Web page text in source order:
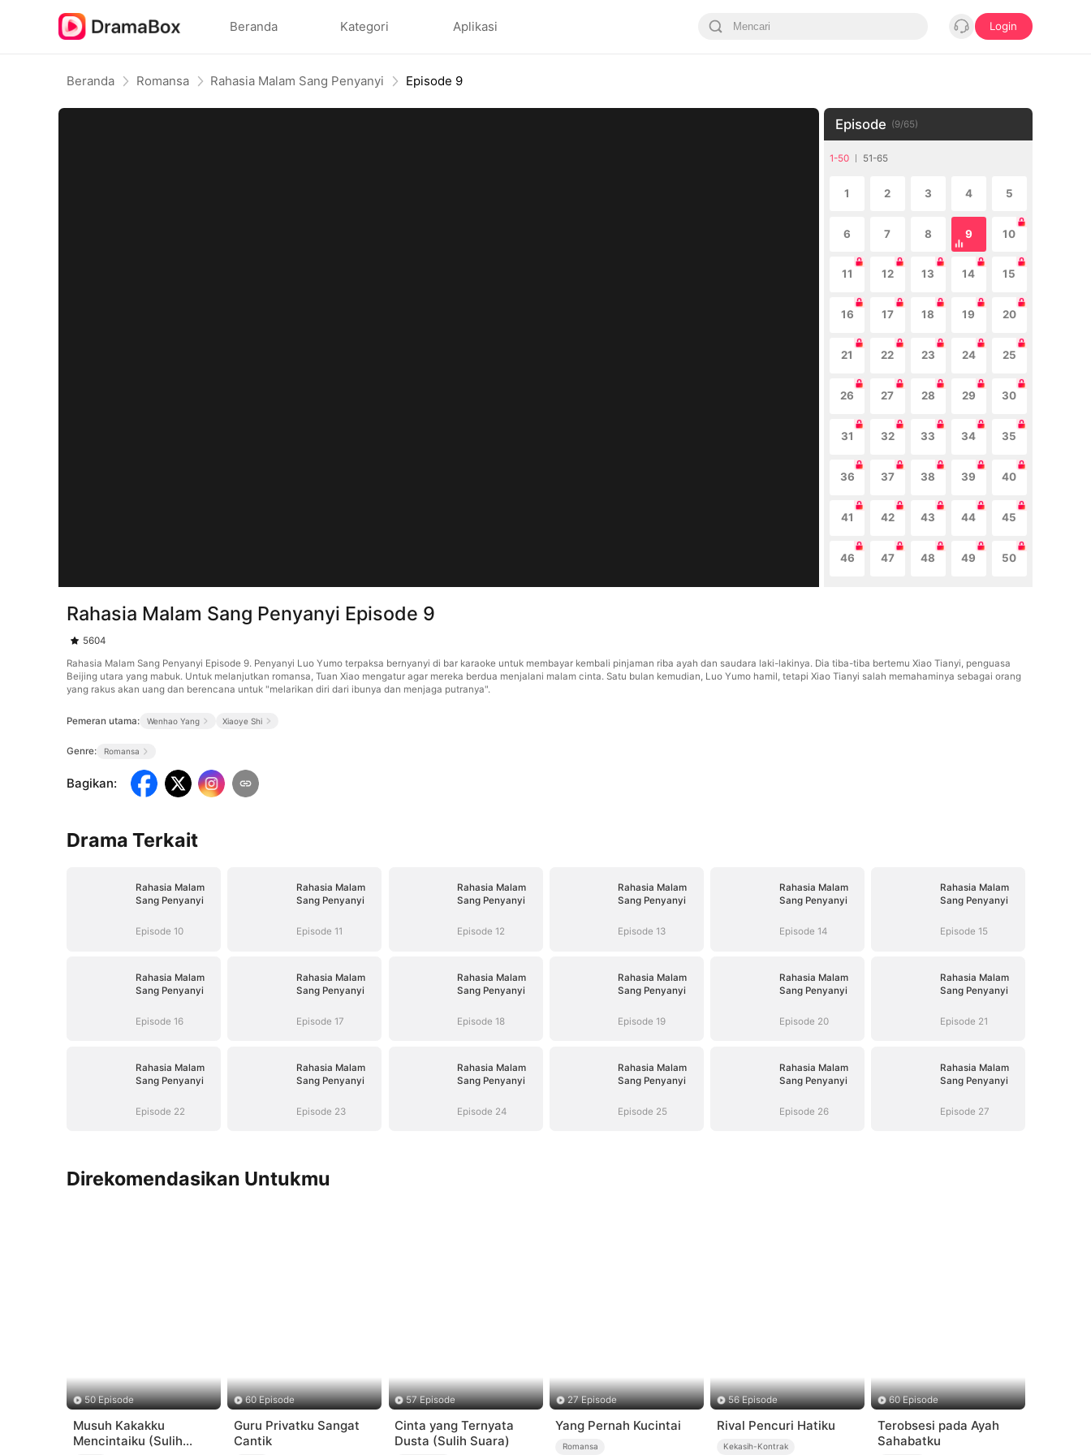
Beranda Kategori Aplikasi Login
Beranda Romansa Rahasia Malam Sang Penyanyi Episode 9
Episode (9/65)
1-50 51-65
1 2 3 4 5
6 7 8 9 10
11 12 13 14 15
16 17 18 19 20
21 22 23 24 25
26 27 28 29 30
31 32 33 34 35
36 37 38 39 40
41 42 43 44 45
46 47 48 49 50
Rahasia Malam Sang Penyanyi Episode 9
5604
Rahasia Malam Sang Penyanyi Episode 9. Penyanyi Luo Yumo terpaksa bernyanyi di bar karaoke untuk membayar kembali pinjaman riba ayah dan saudara laki-lakinya. Dia tiba-tiba bertemu Xiao Tianyi, penguasa
Beijing utara yang mabuk. Untuk melanjutkan romansa, Tuan Xiao mengatur agar mereka berdua menjalani malam cinta. Satu bulan kemudian, Luo Yumo hamil, tetapi Xiao Tianyi salah memahaminya sebagai orang
yang rakus akan uang dan berencana untuk "melarikan diri dari ibunya dan menjaga putranya".
Pemeran utama: Wenhao Yang Xiaoye Shi
Genre: Romansa
Bagikan:
Drama Terkait
Rahasia Malam
Sang Penyanyi
Episode 10
Rahasia Malam
Sang Penyanyi
Episode 11
Rahasia Malam
Sang Penyanyi
Episode 12
Rahasia Malam
Sang Penyanyi
Episode 13
Rahasia Malam
Sang Penyanyi
Episode 14
Rahasia Malam
Sang Penyanyi
Episode 15
Rahasia Malam
Sang Penyanyi
Episode 16
Rahasia Malam
Sang Penyanyi
Episode 17
Rahasia Malam
Sang Penyanyi
Episode 18
Rahasia Malam
Sang Penyanyi
Episode 19
Rahasia Malam
Sang Penyanyi
Episode 20
Rahasia Malam
Sang Penyanyi
Episode 21
Rahasia Malam
Sang Penyanyi
Episode 22
Rahasia Malam
Sang Penyanyi
Episode 23
Rahasia Malam
Sang Penyanyi
Episode 24
Rahasia Malam
Sang Penyanyi
Episode 25
Rahasia Malam
Sang Penyanyi
Episode 26
Rahasia Malam
Sang Penyanyi
Episode 27
Direkomendasikan Untukmu
50 Episode
Musuh Kakakku
Mencintaiku (Sulih
60 Episode
Guru Privatku Sangat
Cantik
57 Episode
Cinta yang Ternyata
Dusta (Sulih Suara)
27 Episode
Yang Pernah Kucintai
Romansa
56 Episode
Rival Pencuri Hatiku
Kekasih-Kontrak
60 Episode
Terobsesi pada Ayah
Sahabatku